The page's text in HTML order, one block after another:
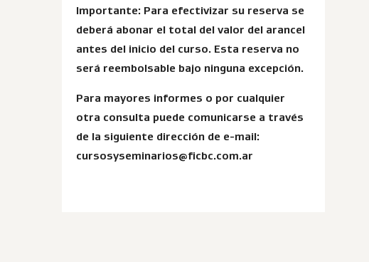
Importante: Para efectivizar su reserva se
deberá abonar el total del valor del arancel
antes del inicio del curso. Esta reserva no
será reembolsable bajo ninguna excepción.
Para mayores informes o por cualquier
otra consulta puede comunicarse a través
de la siguiente dirección de e-mail:
cursosyseminarios@ficbc.com.ar